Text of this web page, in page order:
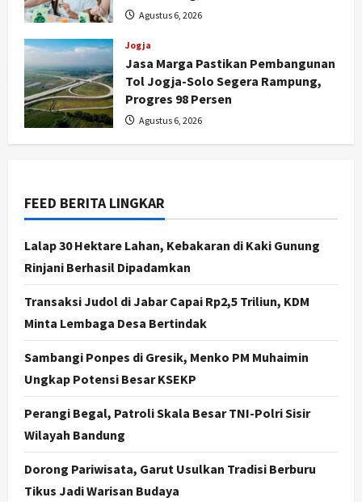
Agustus 6, 2026
Jogja
Jasa Marga Pastikan Pembangunan
Tol Jogja-Solo Segera Rampung,
Progres 98 Persen
Agustus 6, 2026
FEED BERITA LINGKAR
Lalap 30 Hektare Lahan, Kebakaran di Kaki Gunung
Rinjani Berhasil Dipadamkan
Transaksi Judol di Jabar Capai Rp2,5 Triliun, KDM
Minta Lembaga Desa Bertindak
Sambangi Ponpes di Gresik, Menko PM Muhaimin
Ungkap Potensi Besar KSEKP
Perangi Begal, Patroli Skala Besar TNI-Polri Sisir
Wilayah Bandung
Dorong Pariwisata, Garut Usulkan Tradisi Berburu
Tikus Jadi Warisan Budaya
2
Persen, Pengadaan Gamelan Rp1,5
Miliar
Agustus 8, 2026
3
Kapanewon Pajangan Rampungkan
Verifikasi Indeks Desa 2026, 3
Kalurahan Raih Status Mandiri
4
Hari Jadi Pati ke-703 Jadi
Momentum Kemajuan, Ini Pesan Ali
Agustus 8, 2026
5
Jogja
Peringatan HUT ke-270 Kota
Yogyakarta Digelar 2 Bulan, Fokus
pada UMKM dan Wisata
Agustus 7, 2026
1
Dana Bantuan Korban TPKS
Agustus 9, 2026
Jogja